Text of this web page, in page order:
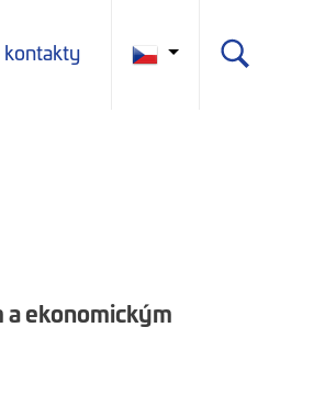
kontakty
ekonomickým